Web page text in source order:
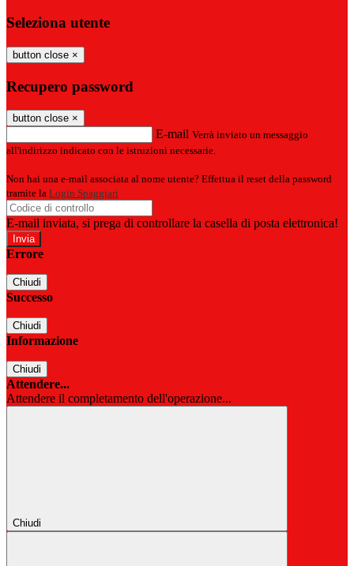
Seleziona utente
button close ×
Recupero password
button close ×
E-mail Verrà inviato un messaggio
all'indirizzo indicato con le istruzioni necessarie.
Non hai una e-mail associata al nome utente? Effettua il reset della password
tramite la Login Spaggiari
E-mail inviata, si prega di controllare la casella di posta elettronica!
Errore
Chiudi
Successo
Chiudi
Informazione
Chiudi
Attendere...
Attendere il completamento dell'operazione...
Chiudi